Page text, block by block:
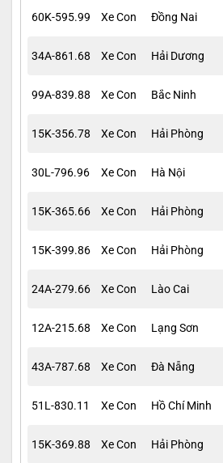
60K-595.99 Xe Con Đồng Nai
34A-861.68 Xe Con Hải Dương
99A-839.88 Xe Con Bắc Ninh
15K-356.78 Xe Con Hải Phòng
30L-796.96 Xe Con Hà Nội
15K-365.66 Xe Con Hải Phòng
15K-399.86 Xe Con Hải Phòng
24A-279.66 Xe Con Lào Cai
12A-215.68 Xe Con Lạng Sơn
43A-787.68 Xe Con Đà Nẵng
51L-830.11 Xe Con Hồ Chí Minh
15K-369.88 Xe Con Hải Phòng